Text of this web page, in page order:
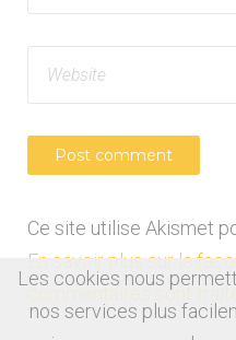
Ce site utilise Akismet
En savoir plus sur la
commentaires sont
Les cookies nous
nos services plus